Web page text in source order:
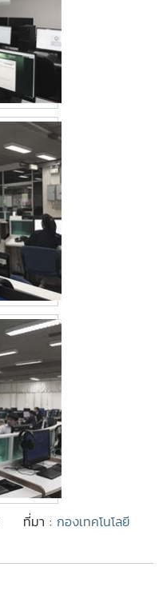
ที่มา : กองเทคโนโลยี